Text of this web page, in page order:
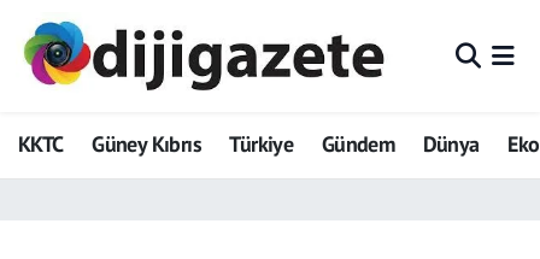
KKTC Güney Kıbrıs Türkiye Gündem Dünya
ADVERTORIAL
Dijigazete
Hava Durumu
Trafik Durumu